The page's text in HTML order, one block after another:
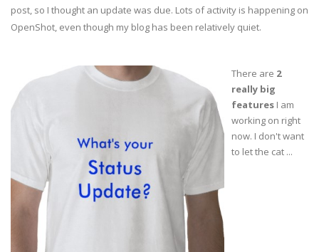
post, so I thought an update was due. Lots of activity is happening on
OpenShot, even though my blog has been relatively quiet.
There are 2
really big
features I am
working on right
now. I don't want
to let the cat ...